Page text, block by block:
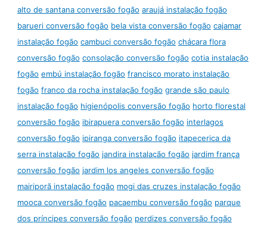
alto de santana conversão fogão araujá instalação fogão
barueri conversão fogão bela vista conversão fogão cajamar
instalação fogão cambuci conversão fogão chácara flora
conversão fogão consolação conversão fogão cotia instalação
fogão embú instalação fogão francisco morato instalação
fogão franco da rocha instalação fogão grande são paulo
instalação fogão higienópolis conversão fogão horto florestal
conversão fogão ibirapuera conversão fogão interlagos
conversão fogão ipiranga conversão fogão itapecerica da
serra instalação fogão jandira instalação fogão jardim frança
conversão fogão jardim los angeles conversão fogão
mairiporã instalação fogão mogi das cruzes instalação fogão
mooca conversão fogão pacaembu conversão fogão parque
dos príncipes conversão fogão perdizes conversão fogão